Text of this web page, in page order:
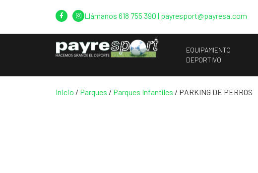
Llámanos 618 755 390 | payresport@payresa.com
EQUIPAMIENTO
DEPORTIVO
Inicio / Parques / Parques Infantiles / PARKING DE PERROS